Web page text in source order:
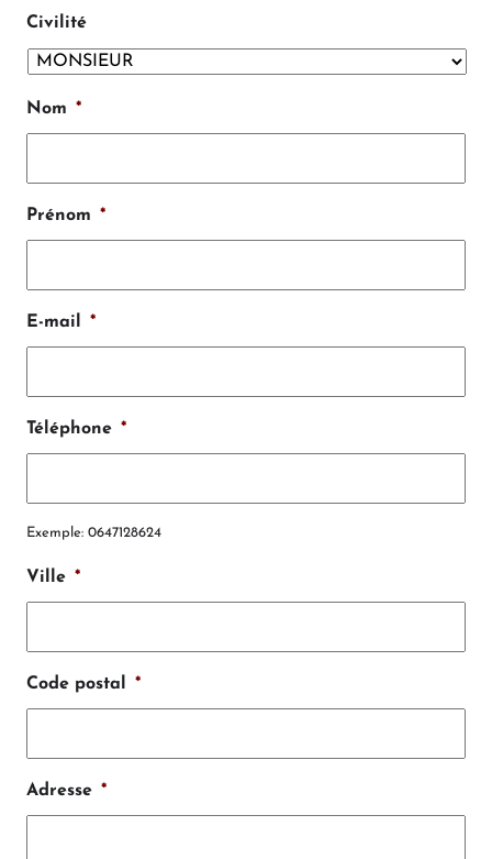
Civilité
Nom *
Prénom *
E-mail *
Téléphone *
Exemple: 0647128624
Ville *
Code postal *
Adresse *